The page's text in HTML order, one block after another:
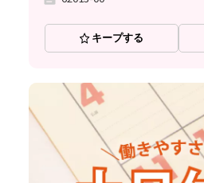
キープする